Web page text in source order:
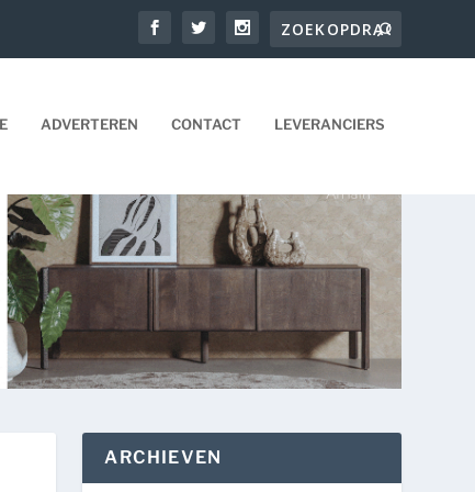
ADVERTEREN CONTACT LEVERANCIERS
ARCHIEVEN